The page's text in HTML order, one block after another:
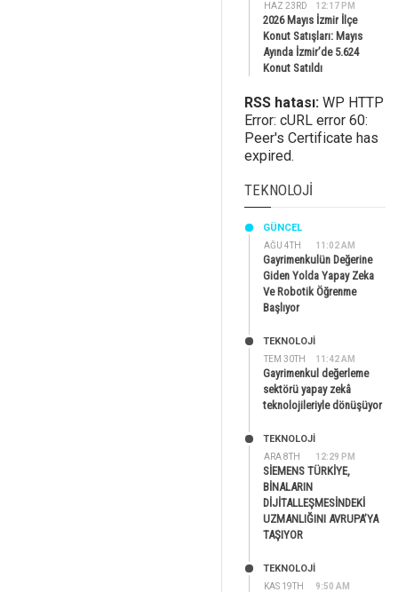
HAZ 23RD 12:17 PM
2026 Mayıs İzmir İlçe
Konut Satışları: Mayıs
Ayında İzmir’de 5.624
Konut Satıldı
RSS hatası: WP HTTP
Error: cURL error 60:
Peer's Certificate has
expired.
TEKNOLOJI
AĞU 4TH 11:02 AM
GÜNCEL
Gayrimenkulün Değerine
Giden Yolda Yapay Zeka
Ve Robotik Öğrenme
Başlıyor
TEM 30TH 11:42 AM
TEKNOLOJİ
Gayrimenkul değerleme
sektörü yapay zekâ
teknolojileriyle dönüşüyor
ARA 8TH 12:29 PM
TEKNOLOJİ
SİEMENS TÜRKİYE,
BİNALARIN
DİJİTALLEŞMESİNDEKİ
UZMANLIĞINI AVRUPA’YA
TAŞIYOR
KAS 19TH 9:50 AM
TEKNOLOJİ